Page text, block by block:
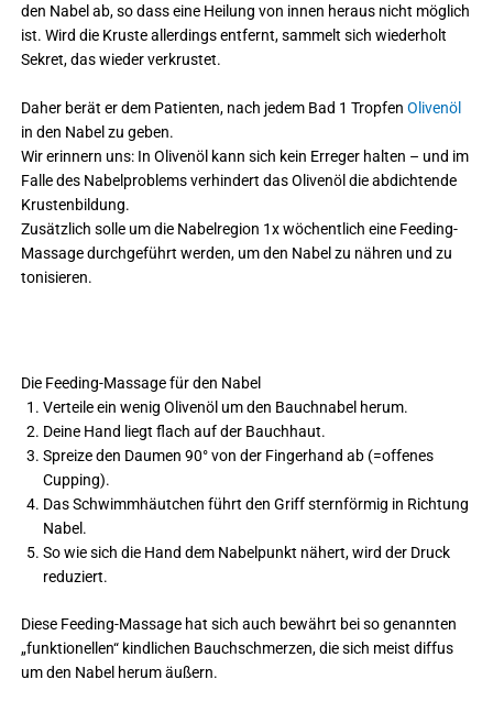
den Nabel ab, so dass eine Heilung von innen heraus nicht möglich
ist. Wird die Kruste allerdings entfernt, sammelt sich wiederholt
Sekret, das wieder verkrustet.
Daher berät er dem Patienten, nach jedem Bad 1 Tropfen Olivenöl
in den Nabel zu geben.
Wir erinnern uns: In Olivenöl kann sich kein Erreger halten – und im
Falle des Nabelproblems verhindert das Olivenöl die abdichtende
Krustenbildung.
Zusätzlich solle um die Nabelregion 1x wöchentlich eine Feeding-
Massage durchgeführt werden, um den Nabel zu nähren und zu
tonisieren.
Die Feeding-Massage für den Nabel
Verteile ein wenig Olivenöl um den Bauchnabel herum.
Deine Hand liegt flach auf der Bauchhaut.
Spreize den Daumen 90° von der Fingerhand ab (=offenes
Cupping).
Das Schwimmhäutchen führt den Griff sternförmig in Richtung
Nabel.
So wie sich die Hand dem Nabelpunkt nähert, wird der Druck
reduziert.
Diese Feeding-Massage hat sich auch bewährt bei so genannten
„funktionellen“ kindlichen Bauchschmerzen, die sich meist diffus
um den Nabel herum äußern.